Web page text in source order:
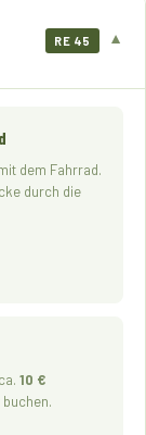
RE 45 ▼
dem Fahrrad.
durch die
10 €